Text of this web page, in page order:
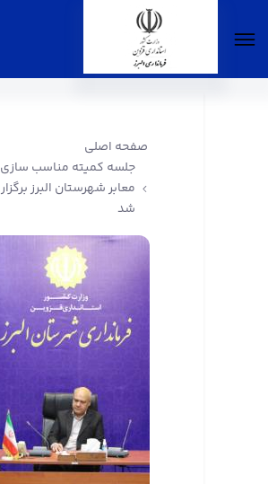
صفحه اصلی
جلسه کمیته مناسب سازی
معابر شهرستان البرز برگزار
شد